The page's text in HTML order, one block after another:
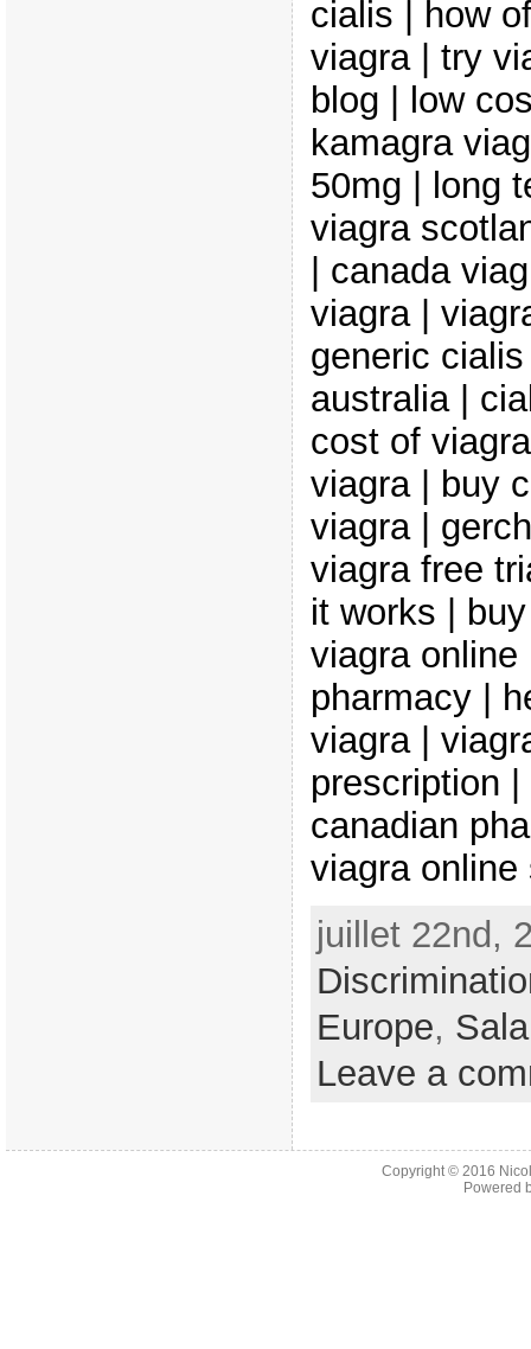
cialis | how
viagra | try
blog | low
kamagra
50mg | long
viagra
| canada
viagra |
generic
australia |
cost of
viagra | buy
viagra |
viagra free
it works |
viagra
pharmacy |
viagra |
prescription
canadian
viagra online
juillet 22nd,
Europe,
Leave a
Copyright © 2016
Powered